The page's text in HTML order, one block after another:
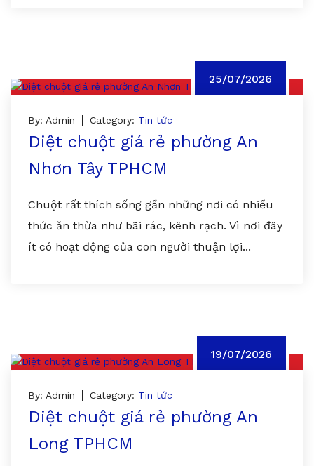
25/07/2026
By: Admin Category: Tin tức
Diệt chuột giá rẻ phường An
Nhơn Tây TPHCM
Chuột rất thích sống gần những nơi có nhiều
thức ăn thừa như bãi rác, kênh rạch. Vì nơi đây
ít có hoạt động của con người thuận lợi...
19/07/2026
By: Admin Category: Tin tức
Diệt chuột giá rẻ phường An
Long TPHCM